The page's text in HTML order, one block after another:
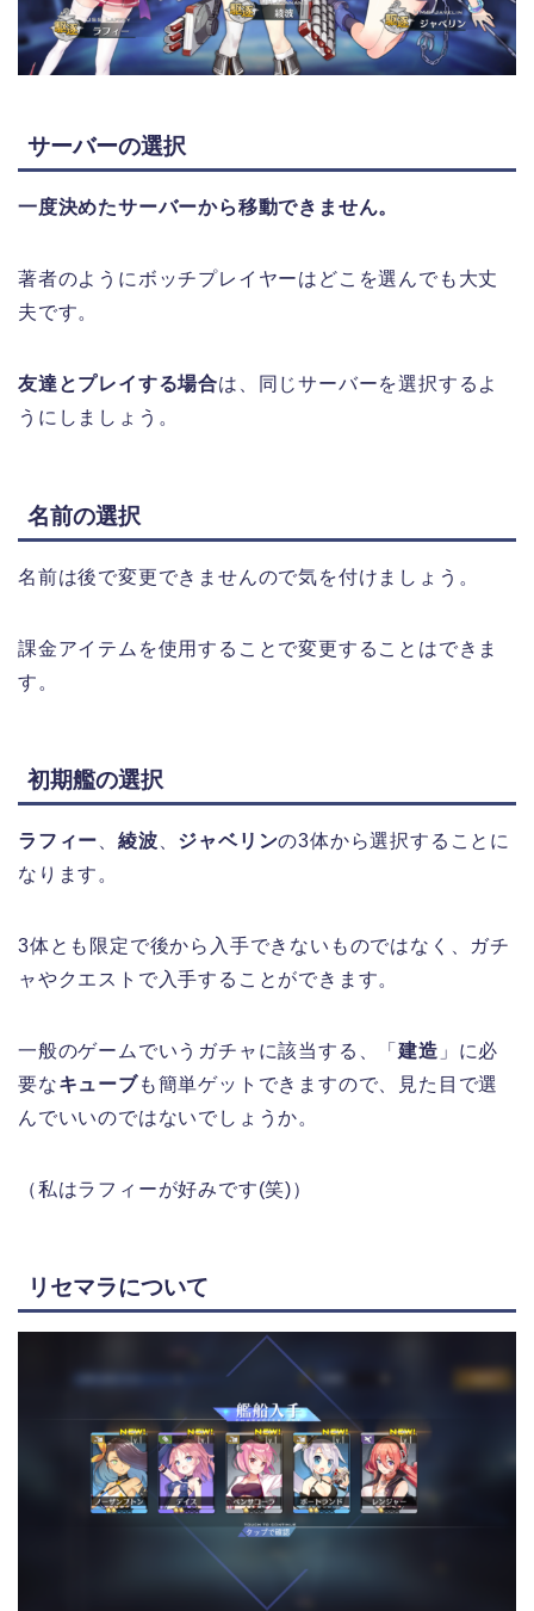
サーバーの選択
一度決めたサーバーから移動できません。
著者のようにボッチプレイヤーはどこを選んでも大丈
夫です。
友達とプレイする場合は、同じサーバーを選択するよ
うにしましょう。
名前の選択
名前は後で変更できませんので気を付けましょう。
課金アイテムを使用することで変更することはできま
す。
初期艦の選択
ラフィー 、綾波 ジャベリンの3体から選択することに
なります。
3体とも限定で後から入手できないものではなく、ガチ
ャやクエストで入手することができます。
一般のゲームでいうガチャに該当する、「建造 」に必
要なキューブも簡単ゲットできますので、見た目で選
んでいいのではないでしょうか。
（私はラフィーが好みです(笑)）
リセマラについて